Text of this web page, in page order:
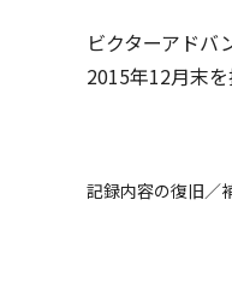
ビクターアドバ
2015年12月末
記録内容の復旧／